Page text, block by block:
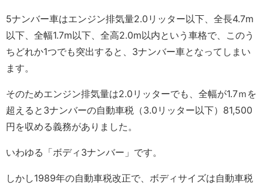
5ナンバー車はエンジン排気量2.0リッター以下、全長4.7m
以下、全幅1.7m以下、全高2.0m以内という車格で、このう
ちどれか1つでも突出すると、3ナンバー車となってしまい
ます。
そのためエンジン排気量は2.0リッターでも、全幅が1.7ｍを
超えると3ナンバーの自動車税（3.0リッター以下）81,500
円を収める義務がありました。
いわゆる「ボディ3ナンバー」です。
しかし1989年の自動車税改正で、ボディサイズは自動車税